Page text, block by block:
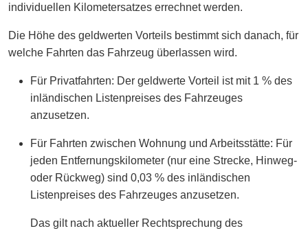
individuellen Kilometersatzes errechnet werden.
Die Höhe des geldwerten Vorteils bestimmt sich danach, für
welche Fahrten das Fahrzeug überlassen wird.
Für Privatfahrten: Der geldwerte Vorteil ist mit 1 % des
inländischen Listenpreises des Fahrzeuges
anzusetzen.
Für Fahrten zwischen Wohnung und Arbeitsstätte: Für
jeden Entfernungskilometer (nur eine Strecke, Hinweg-
oder Rückweg) sind 0,03 % des inländischen
Listenpreises des Fahrzeuges anzusetzen.
Das gilt nach aktueller Rechtsprechung des